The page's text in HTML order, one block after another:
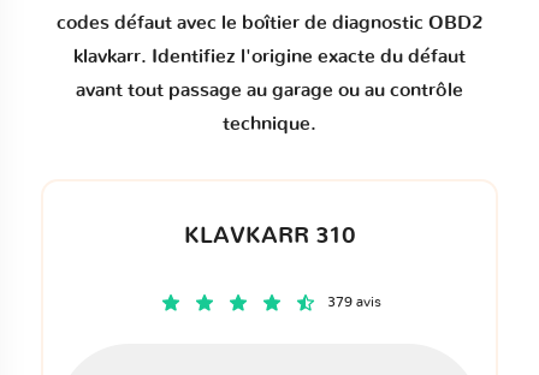
codes défautavec le boîtier de diagnostic OBD2
klavkarr. Identifiez l'origine exacte du défaut
avant tout passage au garage ou au contrôle
technique.
KLAVKARR 310
379 avis